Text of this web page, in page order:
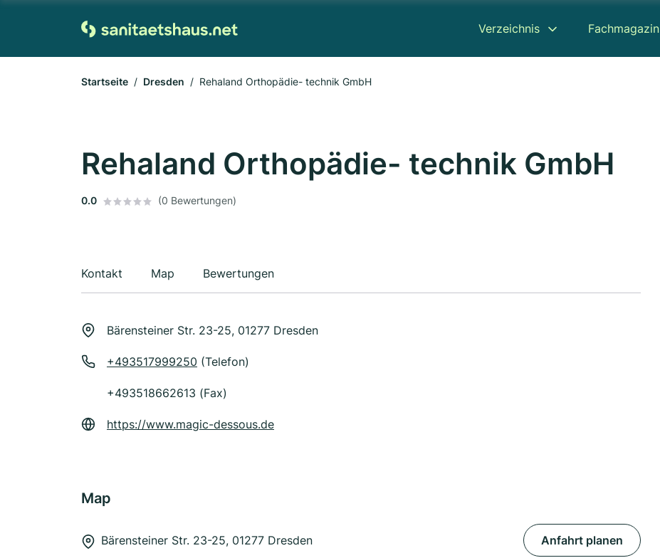
Verzeichnis Fachmagazin
Startseite Dresden Rehaland Orthopädie- technik GmbH
Rehaland Orthopädie- technik GmbH
0.0 (0 Bewertungen)
Kontakt Map Bewertungen
Bärensteiner Str. 23-25, 01277 Dresden
+493517999250 (Telefon)
+493518662613 (Fax)
https://www.magic-dessous.de
Map
Bärensteiner Str. 23-25, 01277 Dresden Anfahrt planen